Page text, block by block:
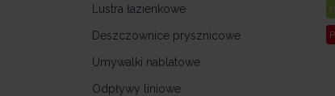
Lustra łazienkowe
Deszczownice prysznicowe
Umywalki nablatowe
Odpływy liniowe